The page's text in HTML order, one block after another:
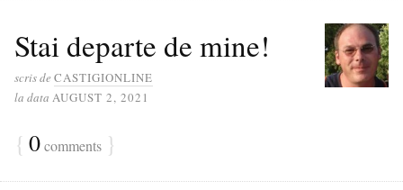
Stai departe de mine!
scris de CASTIGIONLINE
la data AUGUST 2, 2021
{ 0comments }